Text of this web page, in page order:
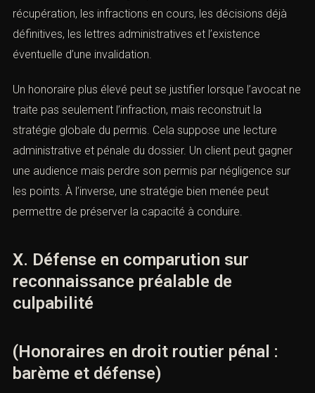
Code de la route.
La stratégie consiste à éviter une décision qui déclenche
faut vérifier le solde, les stages possibles, les délais de
récupération, les infractions en cours, les décisions déjà
définitives, les lettres administratives et l’existence
éventuelle d’une invalidation.
Un honoraire plus élevé peut se justifier lorsque l’avocat
ne traite pas seulement l’infraction, mais reconstruit la
administrative et pénale du dossier. Un client peut
gagner une audience mais perdre son permis par
négligence sur les points. À l’inverse, une stratégie bien
menée peut permettre de préserver la capacité à
X. Défense en comparution sur